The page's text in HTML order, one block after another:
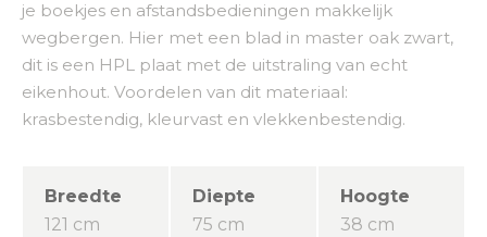
je boekjes en afstandsbedieningen makkelijk
wegbergen. Hier met een blad in master oak zwart,
dit is een HPL plaat met de uitstraling van echt
eikenhout. Voordelen van dit materiaal:
krasbestendig, kleurvast en vlekkenbestendig.
Breedte
121 cm
Diepte
75 cm
Hoogte
38 cm